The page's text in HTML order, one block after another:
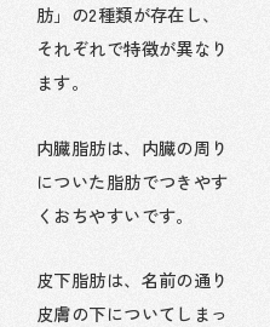
肪」の2種類が存在し、
それぞれで特徴が異なり
ます。
内臓脂肪は、内臓の周り
についた脂肪でつきやす
くおちやすいです。
皮下脂肪は、名前の通り
皮膚の下についてしまっ